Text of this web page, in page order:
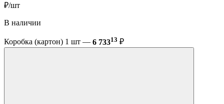
₽/шт
В наличии
Коробка (картон) 1 шт — 6 73313 ₽